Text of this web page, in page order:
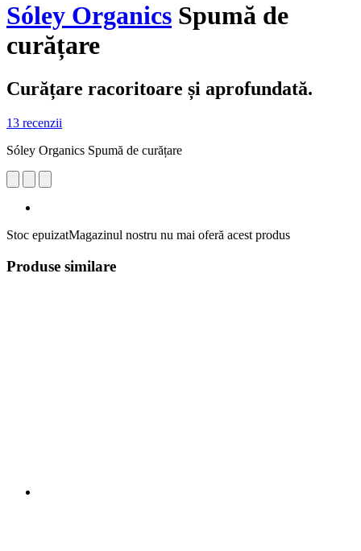
Sóley Organics Spumă de
curățare
Curățare racoritoare și aprofundată.
13 recenzii
Sóley Organics Spumă de curățare
Stoc epuizatMagazinul nostru nu mai oferă acest produs
Produse similare